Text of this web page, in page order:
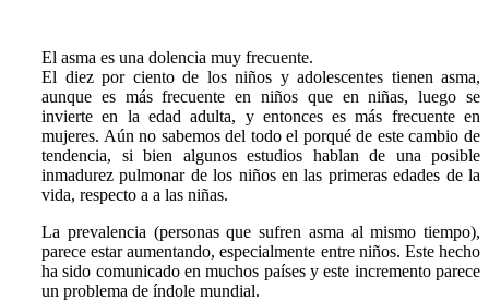
El asma es una dolencia muy frecuente.
El diez por cientode los niños y adolescentes tienen asma,
aunque es más frecuente en niños que en niñas, luego se
invierte en la edad adulta, y entonces es más frecuente en
mujeres. Aún no sabemos del todo el porqué de este cambio de
tendencia, si bien algunos estudios hablan de una posible
inmadurez pulmonar de los niños en las primeras edades de la
vida, respecto a a las niñas.
La prevalencia (personas que sufren asma al mismo tiempo),
parece estar aumentando, especialmente entre niños. Este hecho
ha sido comunicado en muchos países y este incremento parece
un problema de índole mundial.